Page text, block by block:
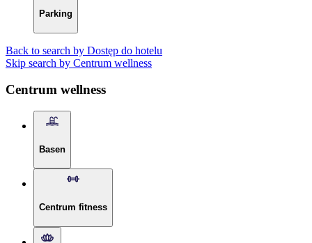
Parking
Back to search by Dostęp do hotelu
Skip search by Centrum wellness
Centrum wellness
Basen
Centrum fitness